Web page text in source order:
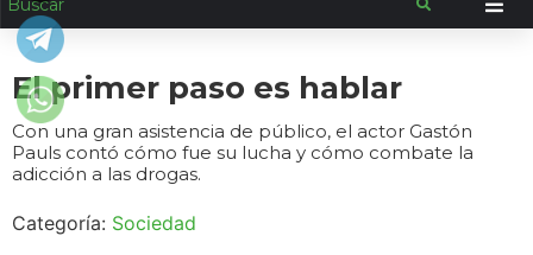
El primer paso es hablar
Con una gran asistencia de público, el actor Gastón
Pauls contó cómo fue su lucha y cómo combate la
adicción a las drogas.
Categoría: Sociedad